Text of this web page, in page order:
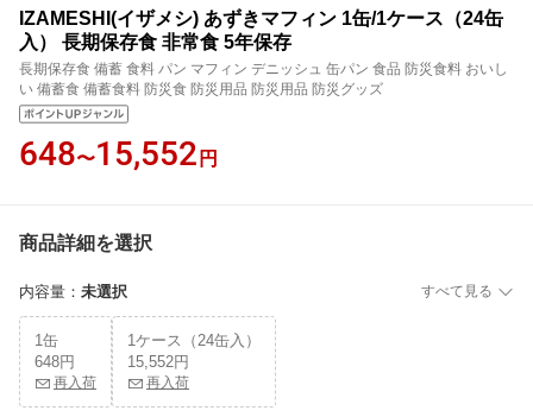
IZAMESHI(イザメシ) あずきマフィン 1缶/1ケース（24缶
入） 長期保存食 非常食 5年保存
長期保存食 備蓄 食料 パン マフィン デニッシュ 缶パン 食品 防災食料 おいし
い 備蓄食 備蓄食料 防災食 防災用品 防災用品 防災グッズ
648〜15,552 円
商品詳細を選択
内容量 ： 未選択 すべて見る
1缶
648円
再入荷
1ケース（24缶入）
15,552円
再入荷